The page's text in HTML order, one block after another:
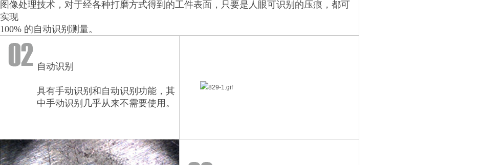
图像处理技术，对于经各种打磨方式得到的工件表面，只要是人眼可识别的压痕，都可
实现
100% 的自动识别测量。
自动识别
具有手动识别和自动识别功能，其
中手动识别几乎从来不需要使用。